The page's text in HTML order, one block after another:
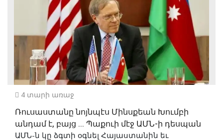
4 տարի առաջ
Ռուսաստանը նոյնպէս Մինսքեան Խումբի
անդամ է, բայց ... Պաքուի մէջ ԱՄՆ-ի դեսպան
ԱՄՆ-ն կը ձգտի օգնել Հայաստանին եւ